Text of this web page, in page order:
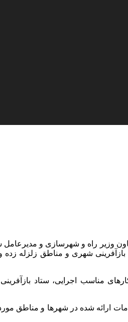
وزیر راه و شهرسازی و
ایران امروز چهارشنبه ۲۸ آذرماه از محلات هدف
مناسب اجرایی، ستاد
ارائه شده در شهرها و مناطق